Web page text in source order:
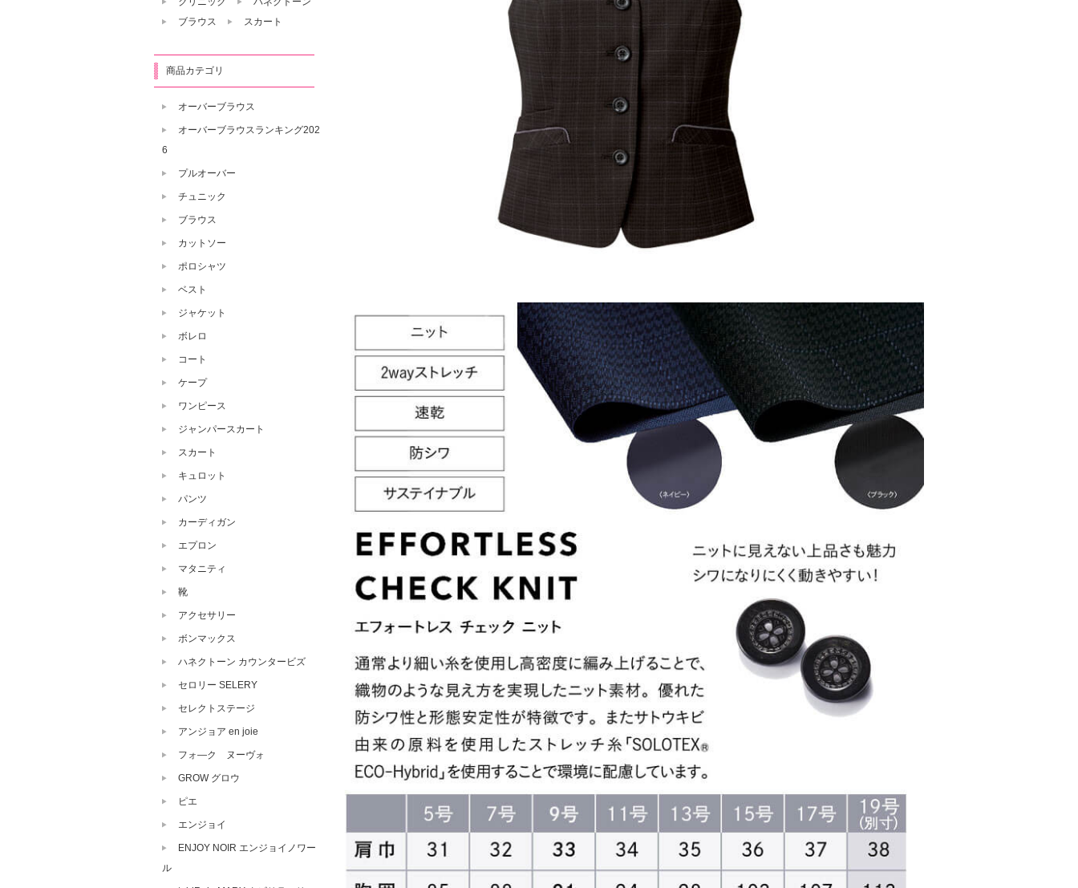
ブラウス
スカート
商品カテゴリ
オーバーブラウス
オーバーブラウスランキング202
6
プルオーバー
チュニック
ブラウス
カットソー
ポロシャツ
ベスト
ジャケット
ボレロ
コート
ケープ
ワンピース
ジャンパースカート
スカート
キュロット
パンツ
カーディガン
エプロン
マタニティ
靴
アクセサリー
ボンマックス
ハネクトーン カウンタービズ
セロリー SELERY
セレクトステージ
アンジョア en joie
フォ―ク ヌーヴォ
GROW グロウ
ピエ
エンジョイ
ENJOY NOIR エンジョイノワー
ル